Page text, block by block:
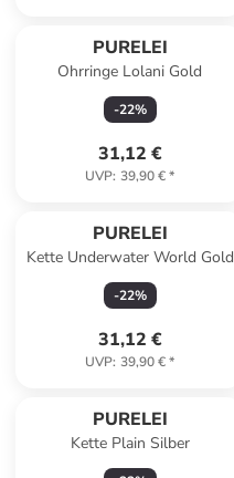
PURELEI
Ohrringe Lolani Gold
-22%
31,12 €
UVP: 39,90 €*
PURELEI
Kette Underwater World Gold
-22%
31,12 €
UVP: 39,90 €*
PURELEI
Kette Plain Silber